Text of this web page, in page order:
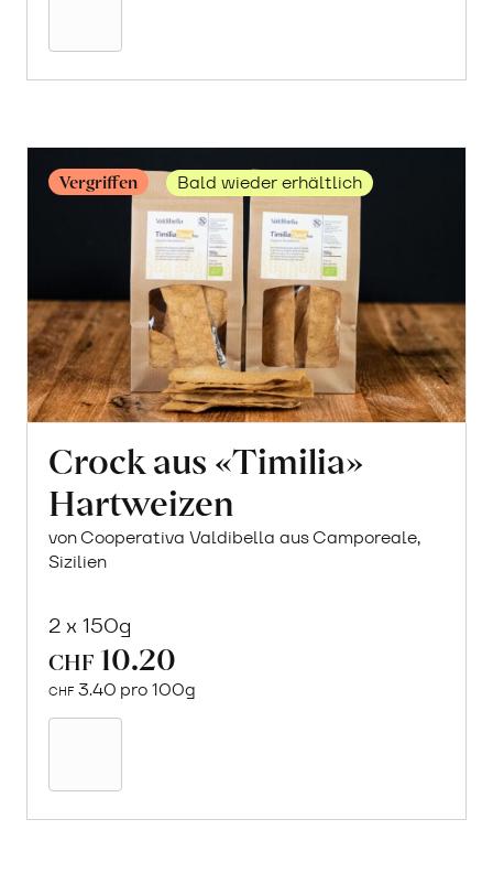
Vergriffen Bald wieder erhältlich
Crock aus «Timilia»
Hartweizen
von Cooperativa Valdibella aus Camporeale,
Sizilien
2 x 150g
CHF 10.20
CHF 3.40 pro 100g
Hartweizen